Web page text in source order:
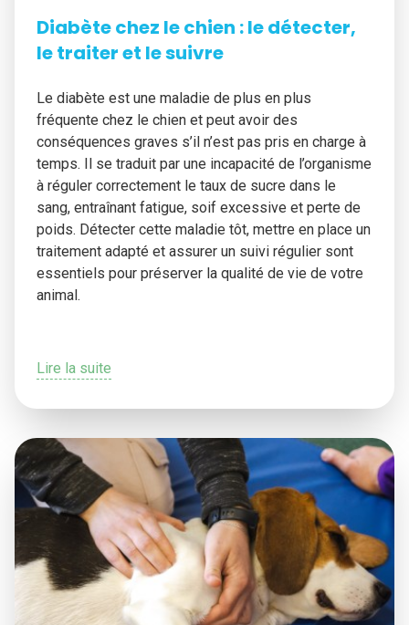
Diabète chez le chien : le détecter,
le traiter et le suivre
Le diabète est une maladie de plus en plus
fréquente chez le chien et peut avoir des
conséquences graves s’il n’est pas pris en charge à
temps. Il se traduit par une incapacité de l’organisme
à réguler correctement le taux de sucre dans le
sang, entraînant fatigue, soif excessive et perte de
poids. Détecter cette maladie tôt, mettre en place un
traitement adapté et assurer un suivi régulier sont
essentiels pour préserver la qualité de vie de votre
animal.
Lire la suite